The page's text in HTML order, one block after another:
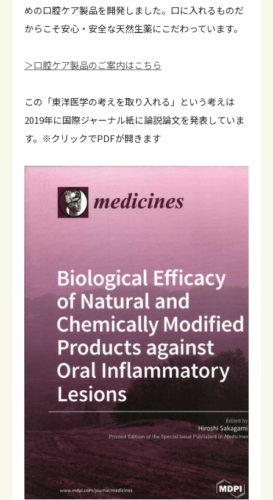
めの口腔ケア製品を開発しました。口に入れるものだ
からこそ安心・安全な天然生薬にこだわっています。
＞口腔ケア製品のご案内はこちら
この「東洋医学の考えを取り入れる」という考えは
2019年に国際ジャーナル紙に論説論文を発表していま
す。※クリックでPDFが開きます